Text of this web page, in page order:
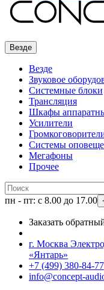
Везде
Везде
Звуковое
Системные блоки
Трансляция
Шкафы
Усилители
Системы
Мегафоны
Прочее
пн - пт: с 8.00 до 17.00
Заказать
г. Москва
«Янтарь»
+7 (499) 380-84-77
info@concept-